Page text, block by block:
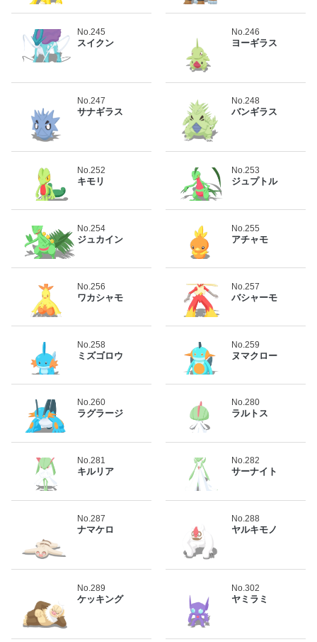
No.245
スイクン
No.246
ヨーギラス
No.247
サナギラス
No.248
バンギラス
No.252
キモリ
No.253
ジュプトル
No.254
ジュカイン
No.255
アチャモ
No.256
ワカシャモ
No.257
バシャーモ
No.258
ミズゴロウ
No.259
ヌマクロー
No.260
ラグラージ
No.280
ラルトス
No.281
キルリア
No.282
サーナイト
No.287
ナマケロ
No.288
ヤルキモノ
No.289
ケッキング
No.302
ヤミラミ